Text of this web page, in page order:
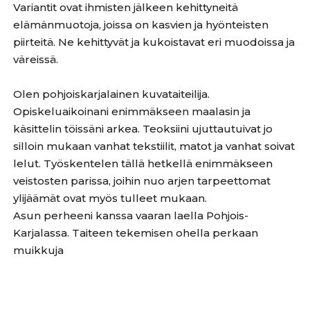
Variantit ovat ihmisten jälkeen kehittyneitä
elämänmuotoja, joissa on kasvien ja hyönteisten
piirteitä. Ne kehittyvät ja kukoistavat eri muodoissa ja
väreissä.
Olen pohjoiskarjalainen kuvataiteilija.
Opiskeluaikoinani enimmäkseen maalasin ja
käsittelin töissäni arkea. Teoksiini ujuttautuivat jo
silloin mukaan vanhat tekstiilit, matot ja vanhat soivat
lelut. Työskentelen tällä hetkellä enimmäkseen
veistosten parissa, joihin nuo arjen tarpeettomat
ylijäämät ovat myös tulleet mukaan.
Asun perheeni kanssa vaaran laella Pohjois-
Karjalassa. Taiteen tekemisen ohella perkaan
muikkuja